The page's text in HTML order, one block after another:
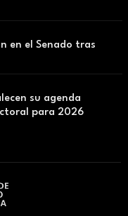
en el Senado tras
su agenda
para 2026